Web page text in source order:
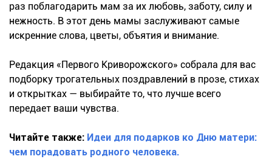
раз поблагодарить мам за их любовь, заботу, силу и
нежность. В этот день мамы заслуживают самые
искренние слова, цветы, объятия и внимание.
Редакция «Первого Криворожского» собрала для вас
подборку трогательных поздравлений в прозе, стихах
и открытках — выбирайте то, что лучше всего
передает ваши чувства.
Читайте также: Идеи для подарков ко Дню матери:
чем порадовать родного человека.